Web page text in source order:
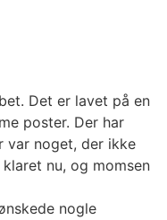
Det er lavet på en
poster. Der har
var noget, der ikke
nu, og momsen
nogle